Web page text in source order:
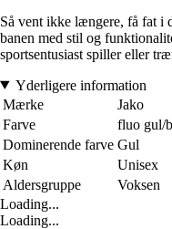
Så vent ikke længere, få fat i
banen med stil og
sportsentusiast spiller eller
Yderligere information
Mærke
Jako
Farve
fluo gul/
Dominerende farve Gul
Køn
Unisex
Aldersgruppe
Voksen
Loading...
Loading...